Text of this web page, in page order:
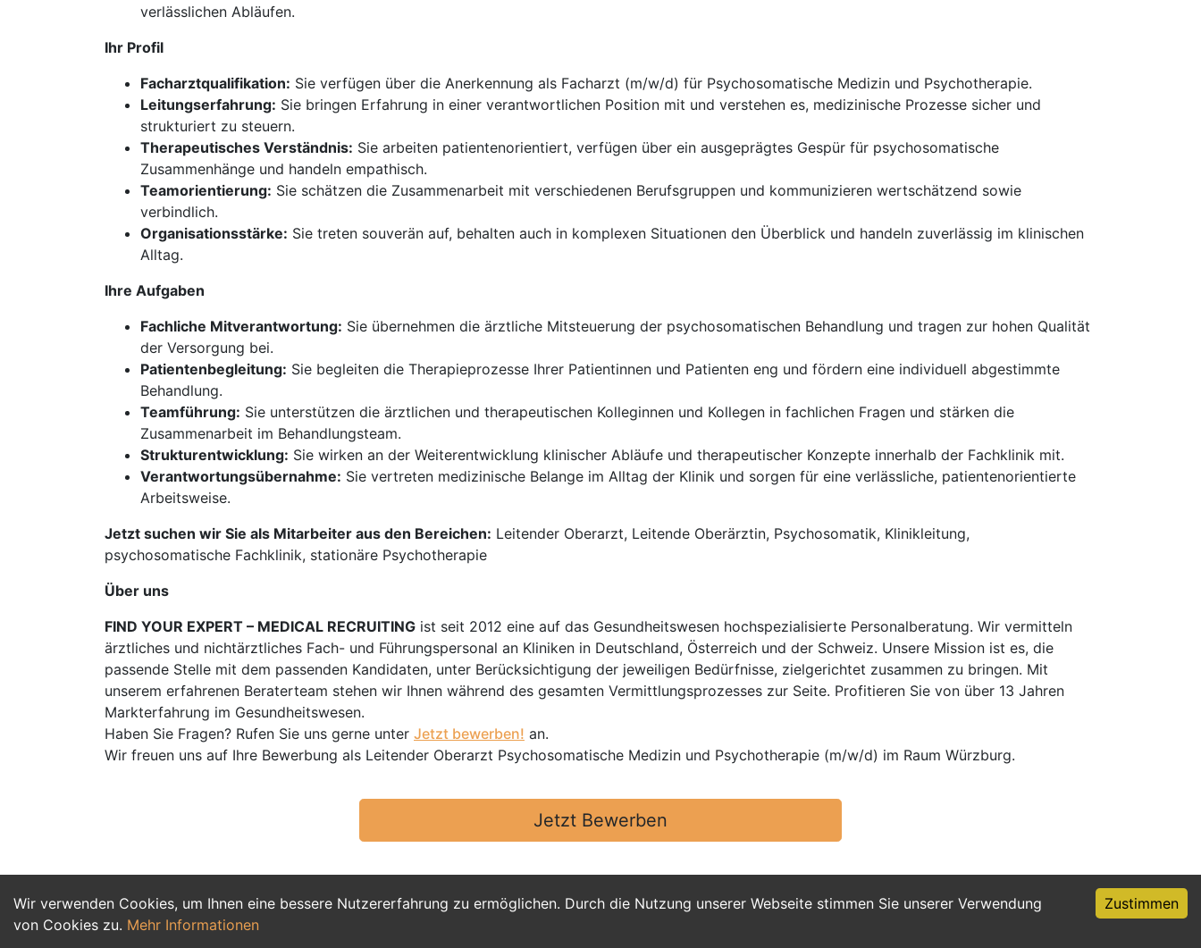
Wir verwenden Cookies, um Ihnen eine bessere Nutzererfahrung zu ermöglichen. Durch die Nutzung unserer Webseite stimmen Sie unserer Verwendung
von Cookies zu. Mehr Informationen
Zustimmen
verlässlichen Abläufen.
Ihr Profil
Facharztqualifikation: Sie verfügen über die Anerkennung als Facharzt (m/w/d) für Psychosomatische Medizin und Psychotherapie.
Leitungserfahrung: Sie bringen Erfahrung in einer verantwortlichen Position mit und verstehen es, medizinische Prozesse sicher und
strukturiert zu steuern.
Therapeutisches Verständnis: Sie arbeiten patientenorientiert, verfügen über ein ausgeprägtes Gespür für psychosomatische
Zusammenhänge und handeln empathisch.
Teamorientierung: Sie schätzen die Zusammenarbeit mit verschiedenen Berufsgruppen und kommunizieren wertschätzend sowie
verbindlich.
Organisationsstärke: Sie treten souverän auf, behalten auch in komplexen Situationen den Überblick und handeln zuverlässig im klinischen
Alltag.
Ihre Aufgaben
Fachliche Mitverantwortung: Sie übernehmen die ärztliche Mitsteuerung der psychosomatischen Behandlung und tragen zur hohen Qualität
der Versorgung bei.
Patientenbegleitung: Sie begleiten die Therapieprozesse Ihrer Patientinnen und Patienten eng und fördern eine individuell abgestimmte
Behandlung.
Teamführung: Sie unterstützen die ärztlichen und therapeutischen Kolleginnen und Kollegen in fachlichen Fragen und stärken die
Zusammenarbeit im Behandlungsteam.
Strukturentwicklung: Sie wirken an der Weiterentwicklung klinischer Abläufe und therapeutischer Konzepte innerhalb der Fachklinik mit.
Verantwortungsübernahme: Sie vertreten medizinische Belange im Alltag der Klinik und sorgen für eine verlässliche, patientenorientierte
Arbeitsweise.
Jetzt suchen wir Sie als Mitarbeiter aus den Bereichen: Leitender Oberarzt, Leitende Oberärztin, Psychosomatik, Klinikleitung,
psychosomatische Fachklinik, stationäre Psychotherapie
Über uns
FIND YOUR EXPERT – MEDICAL RECRUITING ist seit 2012 eine auf das Gesundheitswesen hochspezialisierte Personalberatung. Wir vermitteln
ärztliches und nichtärztliches Fach- und Führungspersonal an Kliniken in Deutschland, Österreich und der Schweiz. Unsere Mission ist es, die
passende Stelle mit dem passenden Kandidaten, unter Berücksichtigung der jeweiligen Bedürfnisse, zielgerichtet zusammen zu bringen. Mit
unserem erfahrenen Beraterteam stehen wir Ihnen während des gesamten Vermittlungsprozesses zur Seite. Profitieren Sie von über 13 Jahren
Markterfahrung im Gesundheitswesen.
Haben Sie Fragen? Rufen Sie uns gerne unter Jetzt bewerben! an.
Wir freuen uns auf Ihre Bewerbung als Leitender Oberarzt Psychosomatische Medizin und Psychotherapie (m/w/d) im Raum Würzburg.
Jetzt Bewerben